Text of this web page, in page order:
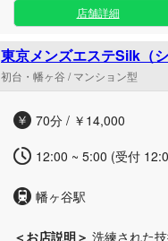
れたい大人の方に最適な
をご用意しております。ラ
う落ち着いた店内で、独自
福のリラクゼーションマッ
に深い活力で満たされる丁寧
仕事帰りの遅い時間からお
利用いただけます。最初か
店舗詳細
東京メンズエステSilk（
初台・幡ヶ谷 / マンション型
70分 / ￥14,000
12:00 ~ 5:00 (受付
幡ヶ谷駅
＜お店説明＞ 洗練された